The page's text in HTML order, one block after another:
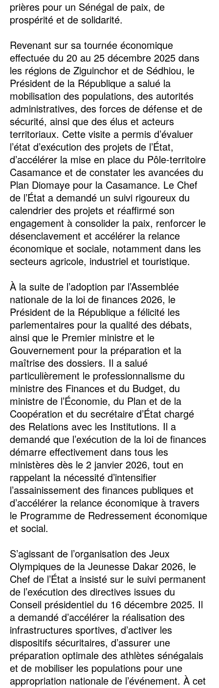
prières pour un Sénégal de paix, de
prospérité et de solidarité.
Revenant sur sa tournée économique
effectuée du 20 au 25 décembre 2025 dans
les régions de Ziguinchor et de Sédhiou, le
Président de la République a salué la
mobilisation des populations, des autorités
administratives, des forces de défense et de
sécurité, ainsi que des élus et acteurs
territoriaux. Cette visite a permis d’évaluer
l’état d’exécution des projets de l’État,
d’accélérer la mise en place du Pôle-territoire
Casamance et de constater les avancées du
Plan Diomaye pour la Casamance. Le Chef
de l’État a demandé un suivi rigoureux du
calendrier des projets et réaffirmé son
engagement à consolider la paix, renforcer le
désenclavement et accélérer la relance
économique et sociale, notamment dans les
secteurs agricole, industriel et touristique.
À la suite de l’adoption par l’Assemblée
nationale de la loi de finances 2026, le
Président de la République a félicité les
parlementaires pour la qualité des débats,
ainsi que le Premier ministre et le
Gouvernement pour la préparation et la
maîtrise des dossiers. Il a salué
particulièrement le professionnalisme du
ministre des Finances et du Budget, du
ministre de l’Économie, du Plan et de la
Coopération et du secrétaire d’État chargé
des Relations avec les Institutions. Il a
demandé que l’exécution de la loi de finances
démarre effectivement dans tous les
ministères dès le 2 janvier 2026, tout en
rappelant la nécessité d’intensifier
l’assainissement des finances publiques et
d’accélérer la relance économique à travers
le Programme de Redressement économique
et social.
S’agissant de l’organisation des Jeux
Olympiques de la Jeunesse Dakar 2026, le
Chef de l’État a insisté sur le suivi permanent
de l’exécution des directives issues du
Conseil présidentiel du 16 décembre 2025. Il
a demandé d’accélérer la réalisation des
infrastructures sportives, d’activer les
dispositifs sécuritaires, d’assurer une
préparation optimale des athlètes sénégalais
et de mobiliser les populations pour une
appropriation nationale de l’événement. À cet